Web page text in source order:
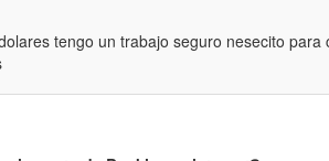
tengo un trabajo seguro nesecito